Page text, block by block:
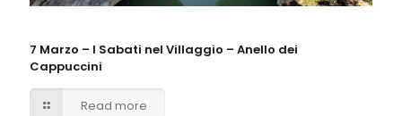
7 Marzo – I Sabati nel Villaggio – Anello dei
Cappuccini
Read more